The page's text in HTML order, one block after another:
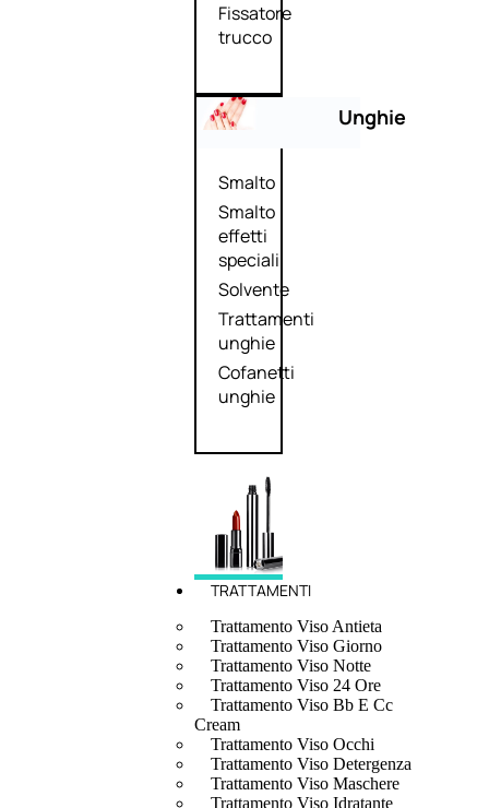
Fissatore
trucco
Unghie
Smalto
Smalto
effetti
speciali
Solvente
Trattamenti
unghie
Cofanetti
unghie
TRATTAMENTI
Trattamento Viso Antieta
Trattamento Viso Giorno
Trattamento Viso Notte
Trattamento Viso 24 Ore
Trattamento Viso Bb E Cc
Cream
Trattamento Viso Occhi
Trattamento Viso Detergenza
Trattamento Viso Maschere
Trattamento Viso Idratante